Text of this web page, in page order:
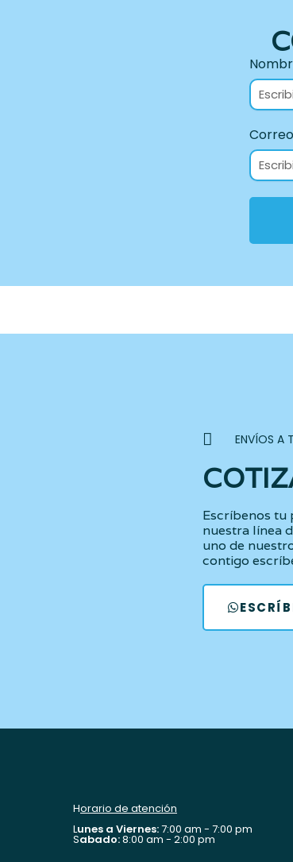
ENVÍOS A
Escríbenos tu
nuestra línea
uno de
contigo
Horario de atención
Lunes a Viernes:7:00 am - 7:00 pm
Sabado:8:00 am - 2:00 pm